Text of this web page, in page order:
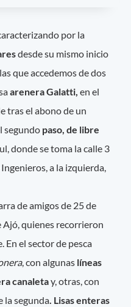
por la
desde su mismo inicio
que accedemos de dos
arenera Galatti, en el
tras el abono de un
segundo paso, de libre
donde se toma la calle 3
a la izquierda,
de amigos de 25 de
quienes recorrieron
En el sector de pesca
, con algunas líneas
canaletay, otras, con
la segunda. Lisas enteras